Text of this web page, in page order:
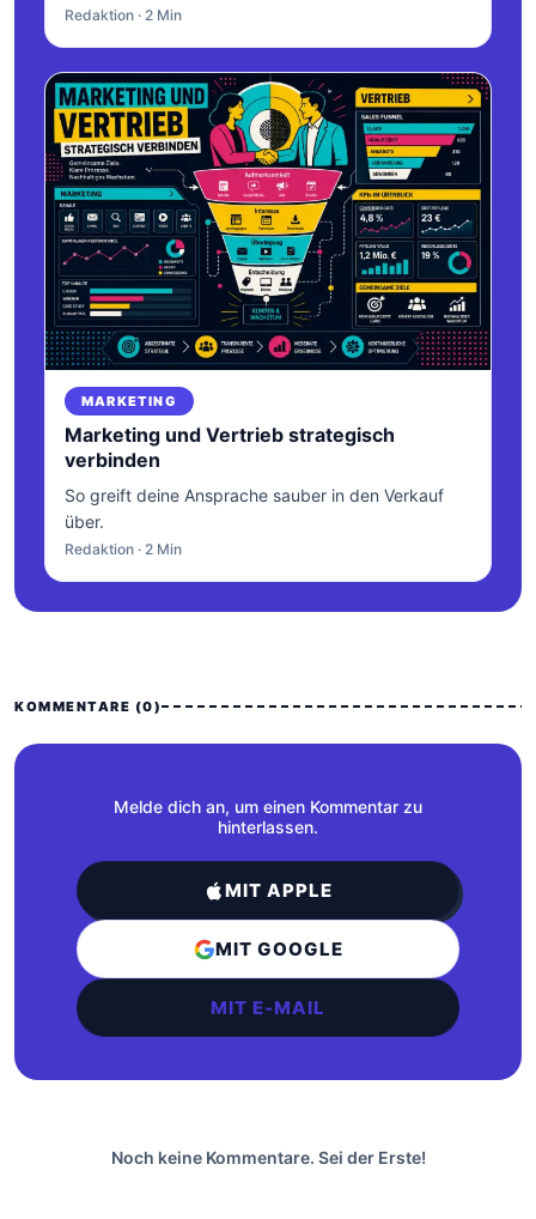
Redaktion · 2 Min
MARKETING
Marketing und Vertrieb strategisch
verbinden
So greift deine Ansprache sauber in den Verkauf
über.
Redaktion · 2 Min
KOMMENTARE (0)
Melde dich an, um einen Kommentar zu
hinterlassen.
MIT APPLE
MIT GOOGLE
MIT E-MAIL
Noch keine Kommentare. Sei der Erste!